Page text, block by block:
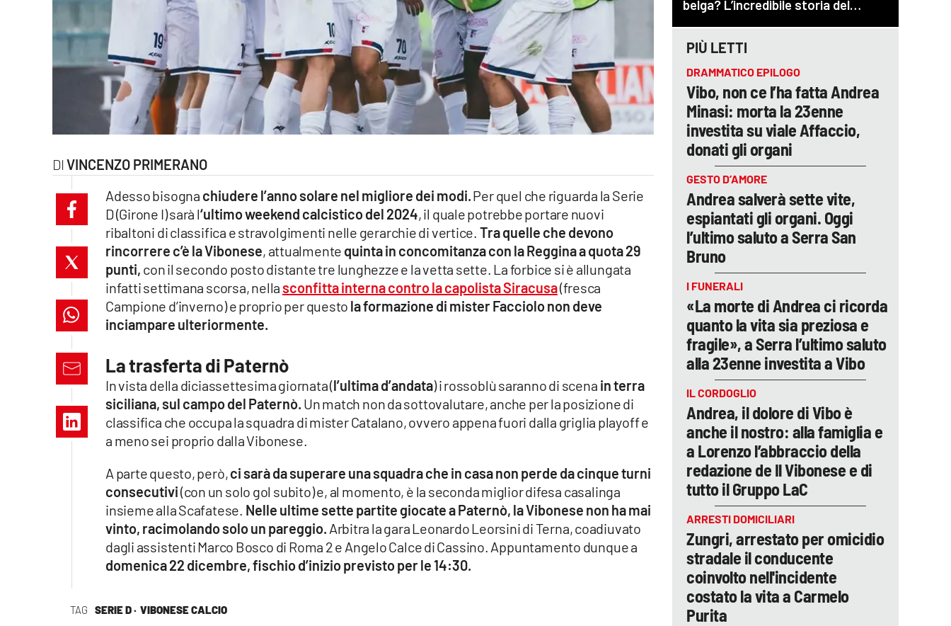
ilvibonese.it
catanzarochannel.it
lacapitalenews.it
Vai
VINCENZO PRIMERANO
TAG SERIE D · VIBONESE CALCIO
Adesso bisogna chiudere l’anno solare nel migliore dei modi.Per quel che riguarda la Serie
D (Girone I) sarà l‘ultimo weekend calcistico del 2024, il quale potrebbe portare nuovi
ribaltoni di classifica e stravolgimenti nelle gerarchie di vertice. Tra quelle che devono
rincorrere c’è la Vibonese, attualmente quinta in concomitanza con la Reggina a quota 29
punti, con il secondo posto distante tre lunghezze e la vetta sette. La forbice si è allungata
infatti settimana scorsa, nella sconfitta interna contro la capolista Siracusa(fresca
Campione d’inverno) e proprio per questo la formazione di mister Facciolo non deve
inciampare ulteriormente.
La trasferta di Paternò
In vista della diciassettesima giornata (l’ultima d’andata) i rossoblù saranno di scena in terra
siciliana, sul campo del Paternò. Un match non da sottovalutare, anche per la posizione di
classifica che occupa la squadra di mister Catalano, ovvero appena fuori dalla griglia playoff e
a meno sei proprio dalla Vibonese.
A parte questo, però,ci sarà da superare una squadra che in casa non perde da cinque turni
consecutivi(con un solo gol subito) e, al momento, è la seconda miglior difesa casalinga
insieme alla Scafatese. Nelle ultime sette partite giocate a Paternò, la Vibonese non ha mai
vinto, racimolando solo un pareggio. Arbitra la gara Leonardo Leorsini di Terna, coadiuvato
dagli assistenti Marco Bosco di Roma 2 e Angelo Calce di Cassino. Appuntamento dunque a
domenica 22 dicembre, fischio d’inizio previsto per le 14:30.
PIÙ LETTI
DRAMMATICO EPILOGO
Vibo, non ce l’ha fatta Andrea
Minasi: morta la 23enne
investita su viale Affaccio,
donati gli organi
GESTO D’AMORE
Andrea salverà sette vite,
espiantati gli organi. Oggi
l’ultimo saluto a Serra San
Bruno
I FUNERALI
«La morte di Andrea ci ricorda
quanto la vita sia preziosa e
fragile», a Serra l’ultimo saluto
alla 23enne investita a Vibo
IL CORDOGLIO
Andrea, il dolore di Vibo è
anche il nostro: alla famiglia e
a Lorenzo l’abbraccio della
redazione de Il Vibonese e di
tutto il Gruppo LaC
ARRESTI DOMICILIARI
Zungri, arrestato per omicidio
stradale il conducente
coinvolto nell'incidente
costato la vita a Carmelo
Purita